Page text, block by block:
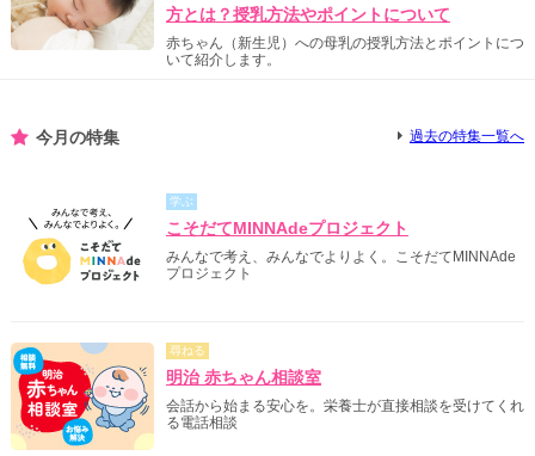
方とは？授乳方法やポイントについて
赤ちゃん（新生児）への母乳の授乳方法とポイントにつ
いて紹介します。
今月の特集 過去の特集一覧へ
学ぶ
こそだてMINNAdeプロジェクト
みんなで考え、みんなでよりよく。こそだてMINNAde
プロジェクト
尋ねる
明治 赤ちゃん相談室
会話から始まる安心を。栄養士が直接相談を受けてくれ
る電話相談